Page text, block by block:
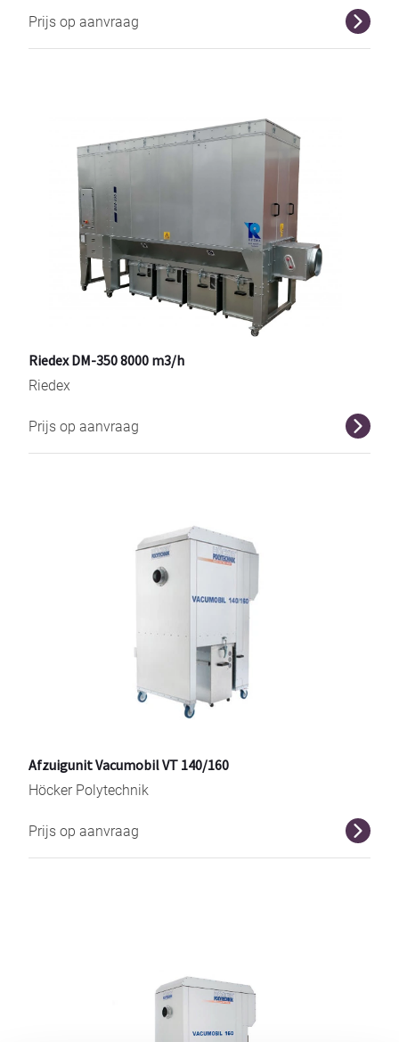
Prijs op aanvraag r
Riedex DM-350 8000 m3/h
Riedex
Prijs op aanvraag r
Afzuigunit Vacumobil VT 140/160
Höcker Polytechnik
Prijs op aanvraag r